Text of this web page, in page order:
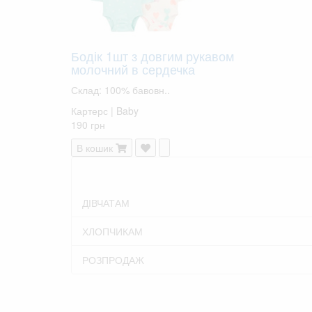
Бодік 1шт з довгим рукавом
молочний в сердечка
Склад: 100% бавовн..
Картерс | Baby
190 грн
В кошик
ДІВЧАТАМ
ХЛОПЧИКАМ
РОЗПРОДАЖ